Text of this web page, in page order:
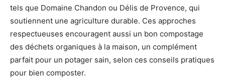
tels que Domaine Chandon ou Délis de Provence, qui
soutiennent une agriculture durable. Ces approches
respectueuses encouragent aussi un bon compostage
des déchets organiques à la maison, un complément
parfait pour un potager sain, selon ces conseils pratiques
pour bien composter.